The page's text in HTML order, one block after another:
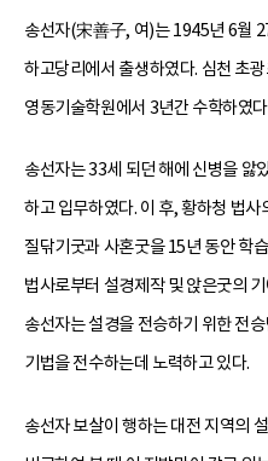
송선자(宋善子, 여)는 1945년 6월
하고당리에서 출생하였다. 심천 초
영동기술학원에서 3년간 수학하였
송선자는 33세 되던 해에 신병을 앓
하고 입무하였다. 이 후, 황하청 법
질닦기굿과 사혼굿을 15년 동안 학
법사로부터 설경제작 및 앉은굿의
송선자는 설경을 전승하기 위한 전
기법을 전수하는데 노력하고 있다.
송선자 보살이 행하는 대전 지역의